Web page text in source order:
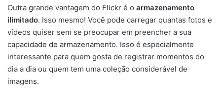
Outra grande vantagem do Flickr é o armazenamento
ilimitado. Isso mesmo! Você pode carregar quantas fotos e
vídeos quiser sem se preocupar em preencher a sua
capacidade de armazenamento. Isso é especialmente
interessante para quem gosta de registrar momentos do
dia a dia ou quem tem uma coleção considerável de
imagens.